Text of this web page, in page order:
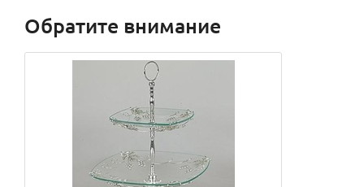
Обратите внимание